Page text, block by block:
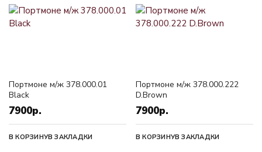
Портмоне м/ж 378.000.01
Black
7900р.
В КОРЗИНУВ ЗАКЛАДКИ
Портмоне м/ж 378.000.222
D.Brown
7900р.
В КОРЗИНУВ ЗАКЛАДКИ